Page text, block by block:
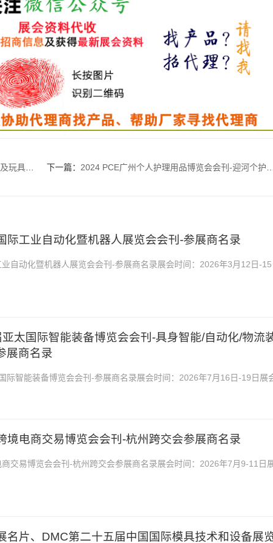
商名录 下一篇： 2024 PCE广州个人护理用品博览会会刊-迎河个护展展商名录
际工业自动化暨机器人展览会会刊-参展商名录
自动化暨机器人展览会会刊-参展商名录展会时间：2026年3月12日-
际会展中心2026安徽合肥国际工业自动化...
太国际智能装备博览会会刊-具身智能/自动化/物流
展商名录
际智能装备博览会会刊-参展商名录展会时间：2026年7月16日-19日展
心2026青岛第7届亚太国际智能装备博览会...
境电商交易博览会会刊-杭州跨交会参展商名录
交易博览会会刊-杭州跨交会参展商名录展会时间：2026年7月9-11日
心2026杭州全球跨境电商交易博览会会刊-杭...
名片、DMC第二十五届中国国际模具技术和设备展